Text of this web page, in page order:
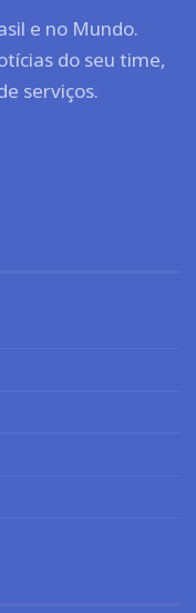
e no Mundo.
do seu time,
serviços.